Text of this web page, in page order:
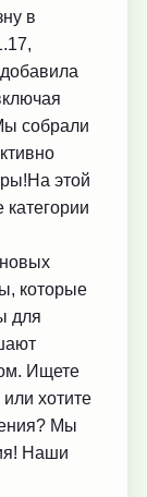
в
собрали
этой
которые
для
Ищете
хотите
Мы
Наши